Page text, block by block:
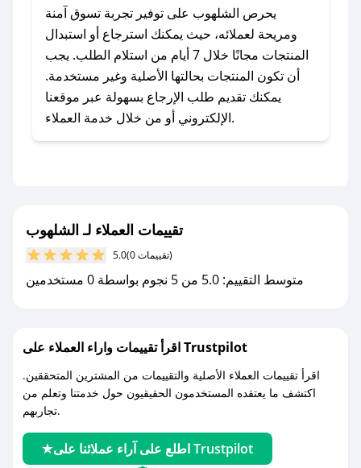
### كيف تحصل على كوبونات خصم حصرية من
الشلهوب؟
للحصول على كوبونات وخصومات حصرية، قم بما
يلي:
- اضغط على أيقونة متابعة لمتجر الشلهوب في
تطبيق صحصح.
مع صحصح، تسوق بذكاء ووفّر على كل مشترياتك مع
يحرص الشلهوب على توفير تجربة تسوق آمنة
ومريحة لعملائه، حيث يمكنك استرجاع أو استبدال
المنتجات مجانًا خلال 7 أيام من استلام الطلب. يجب
أن تكون المنتجات بحالتها الأصلية وغير مستخدمة.
يمكنك تقديم طلب الإرجاع بسهولة عبر موقعنا
الإلكتروني أو من خلال خدمة العملاء.
تقييمات العملاء لـ الشلهوب
5.0 (0 تقييمات)
متوسط التقييم: 5.0 من 5 نجوم بواسطة 0 مستخدمين
اقرأ تقييمات واراء العملاء على Trustpilot
اقرأ تقييمات العملاء الأصلية والتقييمات من المشترين المتحققين.
اكتشف ما يعتقده المستخدمون الحقيقيون حول خدمتنا وتعلم من
تجاربهم.
اطلع على آراء عملائنا على Trustpilot